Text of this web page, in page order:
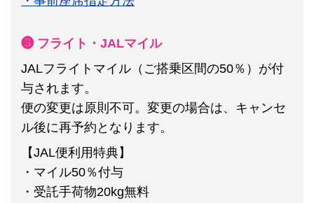
❸ フライト・JALマイル
JALフライトマイル（ご搭乗区間の50％）が付
与されます。
便の変更は原則不可。 変更の場合は、キャンセ
ル後に再予約となります。
【JAL便利用特典】
・マイル50％付与
・受託手荷物20kg無料